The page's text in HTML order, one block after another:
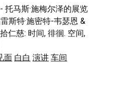
托马斯·施梅尔泽的展览
斯特·施密特-韦瑟恩 &
仁慈: 时间, 徘徊. 空间,
面 白白 演讲 车间